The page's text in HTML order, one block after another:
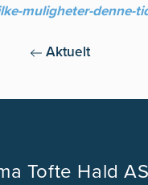
muligheter-denne-
Aktuelt
Tofte Hald AS